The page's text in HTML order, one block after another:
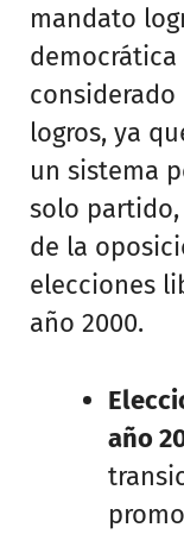
mandato
democrática
logros, ya
un sistema
solo
de la
elecciones
año 2000.
año